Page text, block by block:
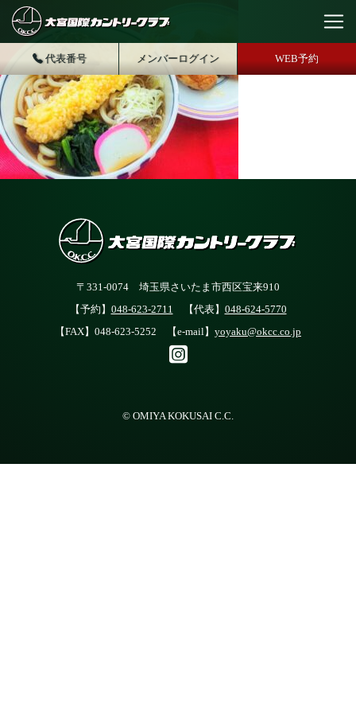
代表番号 メンバーログイン WEB予約
〒331-0074 埼玉県さいたま市西区宝来910
【予約】 048-623-2711 【代表】 048-624-5770
【FAX】048-623-5252 【e-mail】 yoyaku@okcc.co.jp
© OMIYA KOKUSAI C.C.